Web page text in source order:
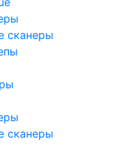
сканеры
сканеры